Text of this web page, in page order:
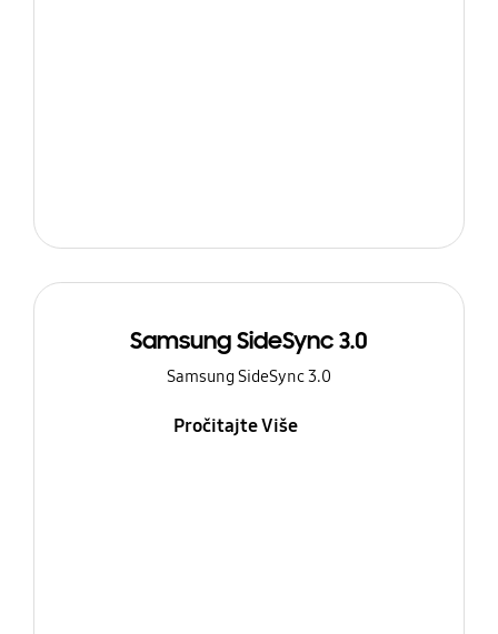
Samsung SideSync 3.0
Samsung SideSync 3.0
Pročitajte Više